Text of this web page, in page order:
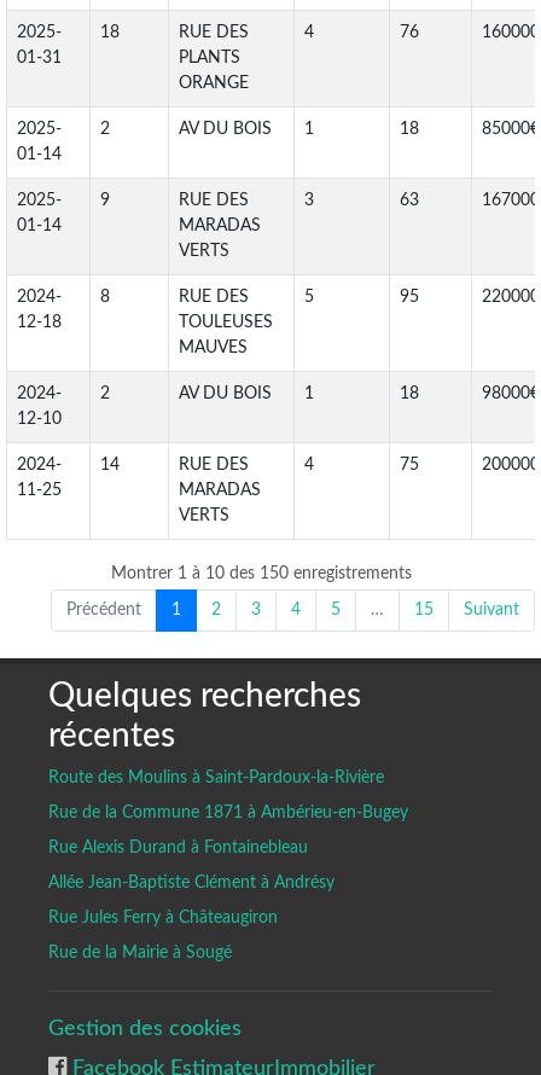
2025-
01-31
18
RUE DES
PLANTS
ORANGE
4 76
2025-
01-14
2 AV DU BOIS 1 18 85000€
2025-
01-14
9
RUE DES
MARADAS
VERTS
3 63
2024-
12-18
8
RUE DES
TOULEUSES
MAUVES
5 95
2024-
12-10
2 AV DU BOIS 1 18 98000€
2024-
11-25
14
RUE DES
MARADAS
VERTS
4 75
Montrer 1 à 10 des 150 enregistrements
Précédent 1 2 3 4 5 … 15 Suivant
Quelques recherches
récentes
Route des Moulins à Saint-Pardoux-la-Rivière
Rue de la Commune 1871 à Ambérieu-en-Bugey
Rue Alexis Durand à Fontainebleau
Allée Jean-Baptiste Clément à Andrésy
Rue Jules Ferry à Châteaugiron
Rue de la Mairie à Sougé
Gestion des cookies
Facebook EstimateurImmobilier